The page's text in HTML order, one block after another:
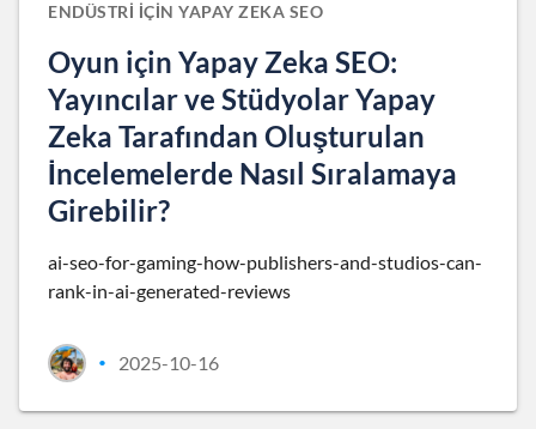
ENDÜSTRI IÇIN YAPAY ZEKA SEO
Oyun için Yapay Zeka SEO:
Yayıncılar ve Stüdyolar Yapay
Zeka Tarafından Oluşturulan
İncelemelerde Nasıl Sıralamaya
Girebilir?
ai-seo-for-gaming-how-publishers-and-studios-can-
rank-in-ai-generated-reviews
• 2025-10-16